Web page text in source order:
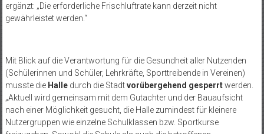
ergänzt: „Die erforderliche Frischluftrate kann derzeit nicht
gewährleistet werden.“
Mit Blick auf die Verantwortung für die Gesundheit aller Nutzenden
(Schülerinnen und Schüler, Lehrkräfte, Sporttreibende in Vereinen)
musste die Halledurch die Stadtvorübergehend gesperrtwerden.
„Aktuell wird gemeinsam mit dem Gutachter und der Bauaufsicht
nach einer Möglichkeit gesucht, die Halle zumindest für kleinere
Nutzergruppen wie einzelne Schulklassen bzw. Sportkurse